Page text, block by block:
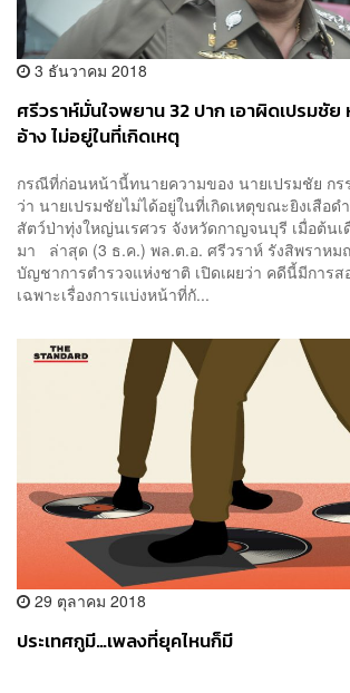
3 ธันวาคม 2018
ศรีวราห์มั่นใจพยาน 32 ปาก เอาผิดเปรมชั
อ้าง ไม่อยู่ในที่เกิดเหตุ
กรณีที่ก่อนหน้านี้ทนายความของ นายเปรมชัย ก
ว่า นายเปรมชัยไม่ได้อยู่ในที่เกิดเหตุขณะยิงเสือด
สัตว์ป่าทุ่งใหญ่นเรศวร จังหวัดกาญจนบุรี เมื่อต้น
มา ล่าสุด (3 ธ.ค.) พล.ต.อ. ศรีวราห์ รังสิพราหม
บัญชาการตำรวจแห่งชาติ เปิดเผยว่า คดีนี้มีการ
เฉพาะเรื่องการแบ่งหน้าที่กั...
29 ตุลาคม 2018
ประเทศกูมี…เพลงที่ยุคไหนก็มี